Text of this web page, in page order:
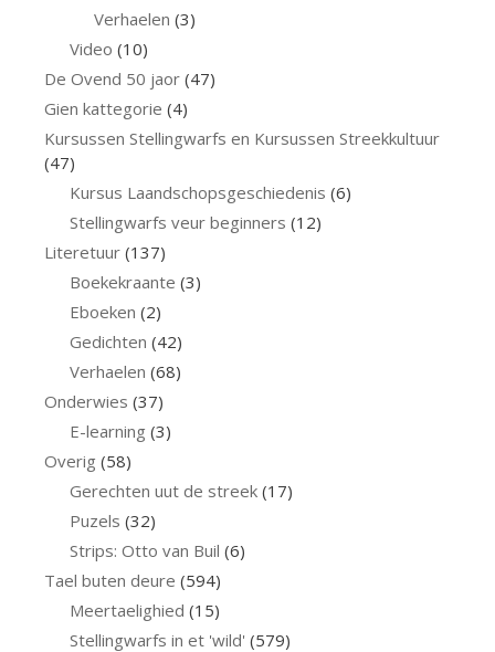
Verhaelen (3)
Video (10)
De Ovend 50 jaor (47)
Gien kattegorie (4)
Kursussen Stellingwarfs en Kursussen Streekkultuur
(47)
Kursus Laandschopsgeschiedenis (6)
Stellingwarfs veur beginners (12)
Literetuur (137)
Boekekraante (3)
Eboeken (2)
Gedichten (42)
Verhaelen (68)
Onderwies (37)
E-learning (3)
Overig (58)
Gerechten uut de streek(17)
Puzels (32)
Strips: Otto van Buil (6)
Tael buten deure (594)
Meertaelighied (15)
Stellingwarfs in et 'wild' (579)